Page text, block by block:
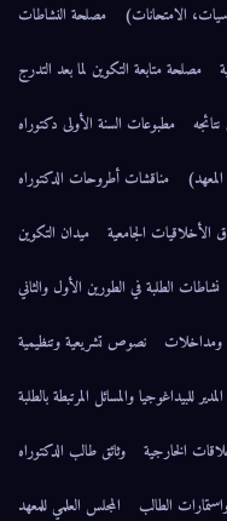
الامتحانات)
مصلحة النشاطات
مصلحة متابعة التكوين لما بعد التدرج
مطبوعات السنة الأولى دكتوراه
مناقشات أطروحات الدكتوراه
الأخلاقيات الجامعية
ميدان التكوين
نشاطات الطلبة في الطورين الأول والثاني
نصوص تشريعية وتنظيمية
المدير للبيداغوجيا والمسائل المرتبطة بالطلبة
الخارجية
وثائق طالب الدكتوراه
الطالب المجلس العلمي للمعهد